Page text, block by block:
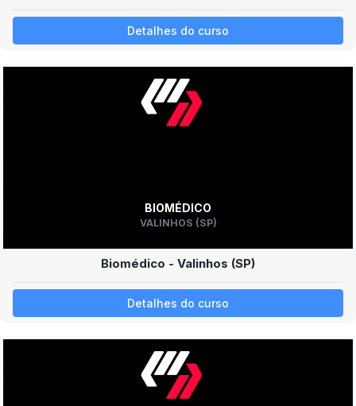
Detalhes do curso
BIOMÉDICO
VALINHOS (SP)
Biomédico - Valinhos (SP)
Detalhes do curso